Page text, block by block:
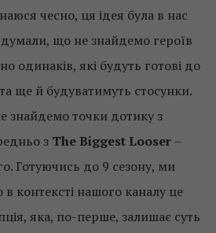
чесно, ця ідея була в нас
що не знайдемо героїв
одинаків, які будуть готові до
ще й будуватимуть стосунки.
знайдемо точки дотику з
з The Biggest Looser–
Готуючись до 9 сезону, ми
контексті нашого каналу це
яка, по-перше, залишає суть